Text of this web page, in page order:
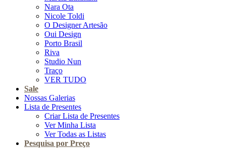
Nara Ota
Nicole Toldi
O Designer Artesão
Oui Design
Porto Brasil
Riva
Studio Nun
Traço
VER TUDO
Sale
Nossas Galerias
Lista de Presentes
Criar Lista de Presentes
Ver Minha Lista
Ver Todas as Listas
Pesquisa por Preço